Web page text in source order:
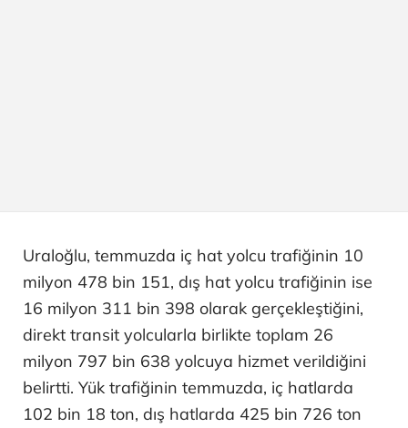
Uraloğlu, temmuzda iç hat yolcu trafiğinin 10
milyon 478 bin 151, dış hat yolcu trafiğinin ise
16 milyon 311 bin 398 olarak gerçekleştiğini,
direkt transit yolcularla birlikte toplam 26
milyon 797 bin 638 yolcuya hizmet verildiğini
belirtti. Yük trafiğinin temmuzda, iç hatlarda
102 bin 18 ton, dış hatlarda 425 bin 726 ton